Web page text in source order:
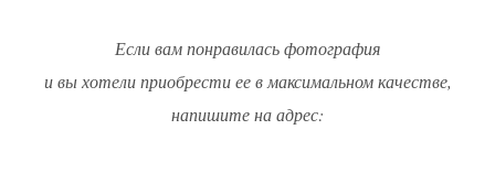
Если вам понравилась фотография
и вы хотели приобрести ее в максимальном качестве,
напишите на адрес: